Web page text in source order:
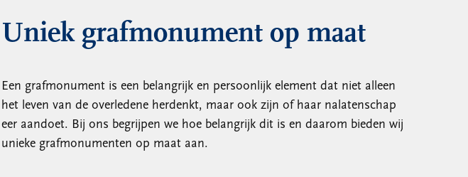
Uniek grafmonument op maat
Een grafmonument is een belangrijk en persoonlijk element dat niet alleen
het leven van de overledene herdenkt, maar ook zijn of haar nalatenschap
eer aandoet. Bij ons begrijpen we hoe belangrijk dit is en daarom bieden wij
unieke grafmonumenten op maat aan.